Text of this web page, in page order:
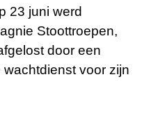
23 juni werd
Stoottroepen,
door een
voor zijn